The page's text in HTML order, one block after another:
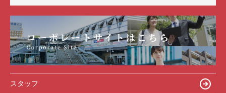
スタッフ